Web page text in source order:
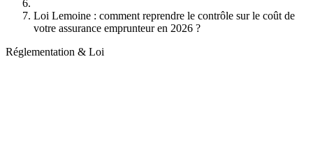
Loi Lemoine : comment reprendre le contrôle sur le coût de
votre assurance emprunteur en 2026 ?
Réglementation & Loi